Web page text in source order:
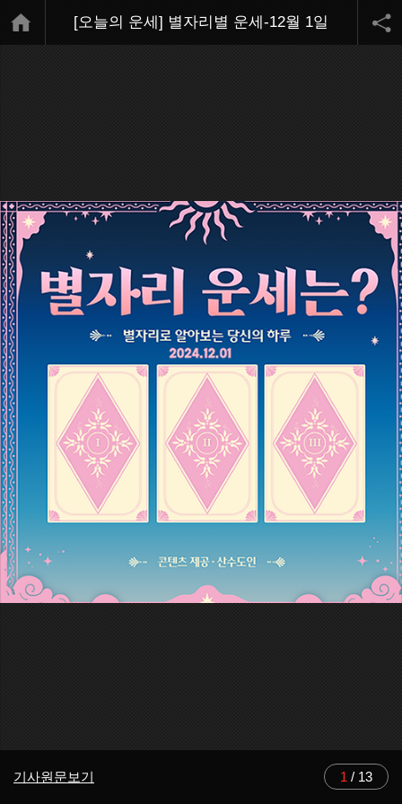
[오늘의 운세] 별자리별 운세-12월 1일
기사원문보기 1 / 13